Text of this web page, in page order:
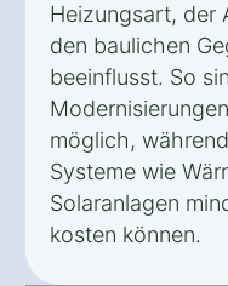
Heizungsart, der
den baulichen
beeinflusst. So
möglich,
Systeme wie
Solaranlagen
kosten können.